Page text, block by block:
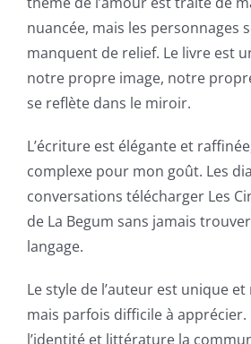
nuancée, mais les personnages
manquent de relief. Le livre est
notre propre image, notre
se reflète dans le miroir.
L’écriture est élégante et
complexe pour mon goût. Les
conversations télécharger Les
de La Begum sans jamais
langage.
Le style de l’auteur est unique
mais parfois difficile à apprécier.
l’identité et littérature la
Exploring